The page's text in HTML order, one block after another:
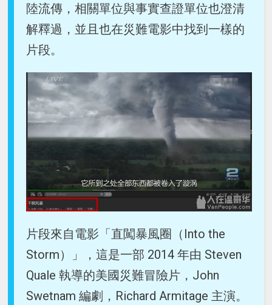
陸流傳，相關單位與事實查證單位也澄清
解釋過，並且也在災難電影中找到一樣的
片段。
片段來自電影「直闖暴風圈（Into the
Storm）」，這是一部 2014 年由 Steven
Quale 執導的美國災難冒險片，John
Swetnam 編劇，Richard Armitage 主演。